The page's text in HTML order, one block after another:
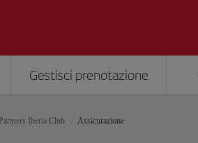
Gestisci prenotazione
Partners Iberia Club Assicurazione